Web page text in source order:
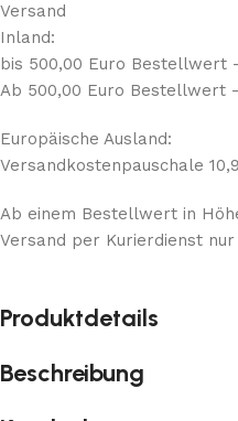
Versand
Inland:
bis 500,00 Euro Bestellwert
Ab 500,00 Euro Bestellwert
Europäische Ausland:
Versandkostenpauschale
Ab einem Bestellwert in
Versand per Kurierdienst
Produktdetails
Beschreibung